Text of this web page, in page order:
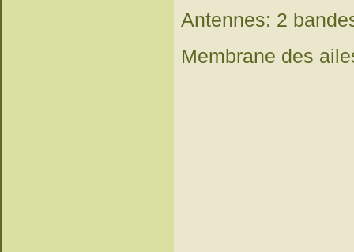
Antennes: 2
Membrane des